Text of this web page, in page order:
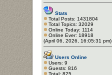
Stats
Total Posts: 1431804
Total Topics: 32029
Online Today: 1114
Online Ever: 18918
(April 06, 2026, 16:05:31 pm)
Users Online
Users: 9
Guests: 816
Total: 825